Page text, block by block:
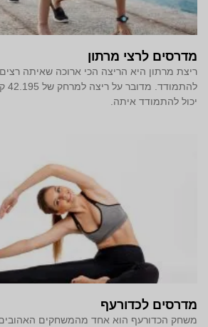
מדרסים לרצי מרתון
ריצת מרתון היא הריצה הכי ארוכה שאיתה רצים
יכול להתמודד איתה.
מדרסים לכדורעף
משחק הכדורעף הוא אחד מהמשחקים האהובים